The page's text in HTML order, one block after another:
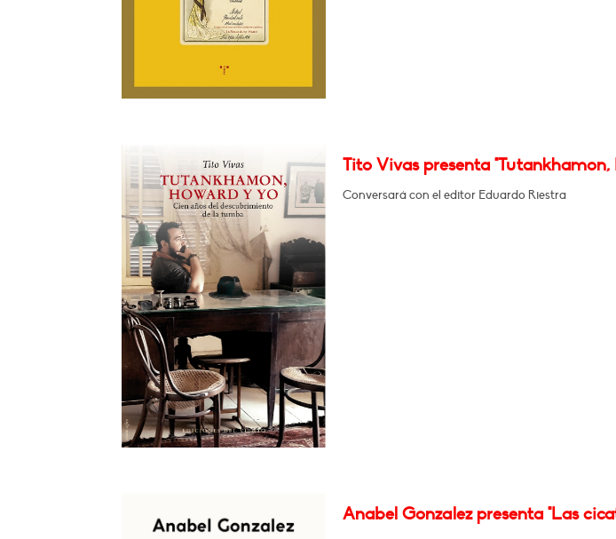
Tito Vivas presenta "Tutankhamon,
Conversará con el editor Eduardo Riestra
Anabel Gonzalez presenta "Las